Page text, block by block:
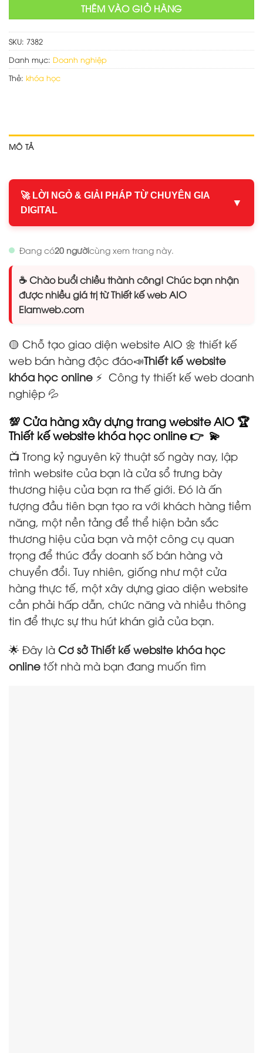
THÊM VÀO GIỎ HÀNG
SKU: 7382
Danh mục: Doanh nghiệp
Thẻ: khóa học
MÔ TẢ
🚀 LỜI NGỎ & GIẢI PHÁP TỪ CHUYÊN GIA
DIGITAL
▼
Đang có20 ngườicùng xem trang này.
☕ Chào buổi chiều thành công! Chúc bạn nhận
được nhiều giá trị từ Thiết kế web AIO
Elamweb.com
🟡 Chỗ tạo giao diện website AIO 🌼 thiết kế
web bán hàng độc đáo📣Thiết kế website
khóa học online ⚡ Công ty thiết kế web doanh
nghiệp 💦
💯 Cửa hàng xây dựng trang website AIO 🏆
Thiết kế website khóa học online 👉 💫
📺 Trong kỷ nguyên kỹ thuật số ngày nay, lập
trình website của bạn là cửa sổ trưng bày
thương hiệu của bạn ra thế giới. Đó là ấn
tượng đầu tiên bạn tạo ra với khách hàng tiềm
năng, một nền tảng để thể hiện bản sắc
thương hiệu của bạn và một công cụ quan
trọng để thúc đẩy doanh số bán hàng và
chuyển đổi. Tuy nhiên, giống như một cửa
hàng thực tế, một xây dựng giao diện website
cần phải hấp dẫn, chức năng và nhiều thông
tin để thực sự thu hút khán giả của bạn.
🌟 Đây là Cơ sở Thiết kế website khóa học
online tốt nhà mà bạn đang muốn tìm